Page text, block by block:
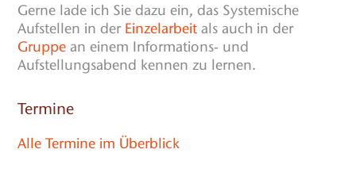
Gerne lade ich Sie dazu ein, das Systemische
Aufstellen in der Einzelarbeit als auch in der
Gruppe an einem Informations- und
Aufstellungsabend kennen zu lernen.
Termine
Alle Termine im Überblick